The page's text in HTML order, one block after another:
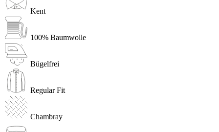
Kent
100% Baumwolle
Bügelfrei
Regular Fit
Chambray